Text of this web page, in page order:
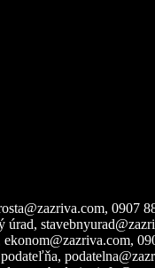
0907
úrad,
ekonom@zazriva.com,